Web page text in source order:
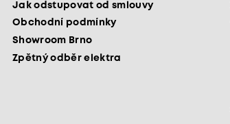
Jak odstupovat od smlouvy
Obchodní podmínky
Showroom Brno
Zpětný odběr elektra